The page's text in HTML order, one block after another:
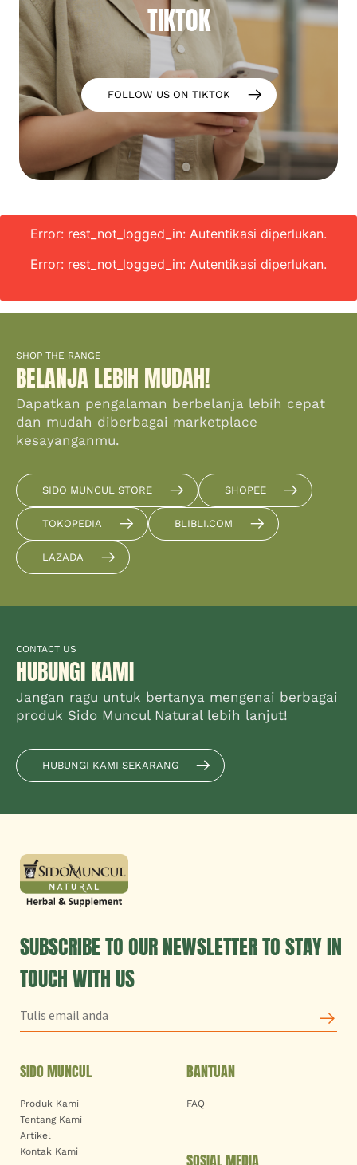
TIKTOK
FOLLOW US ON TIKTOK
Error: rest_not_logged_in: Autentikasi diperlukan.
Error: rest_not_logged_in: Autentikasi diperlukan.
SHOP THE RANGE
BELANJA LEBIH MUDAH!
Dapatkan pengalaman berbelanja lebih cepat
dan mudah diberbagai marketplace
kesayanganmu.
SIDO MUNCUL STORE SHOPEE
TOKOPEDIA BLIBLI.COM
LAZADA
CONTACT US
HUBUNGI KAMI
Jangan ragu untuk bertanya mengenai berbagai
produk Sido Muncul Natural lebih lanjut!
HUBUNGI KAMI SEKARANG
SUBSCRIBE TO OUR NEWSLETTER TO STAY IN
TOUCH WITH US
SIDO MUNCUL
Produk Kami
Tentang Kami
Artikel
Kontak Kami
BANTUAN
FAQ